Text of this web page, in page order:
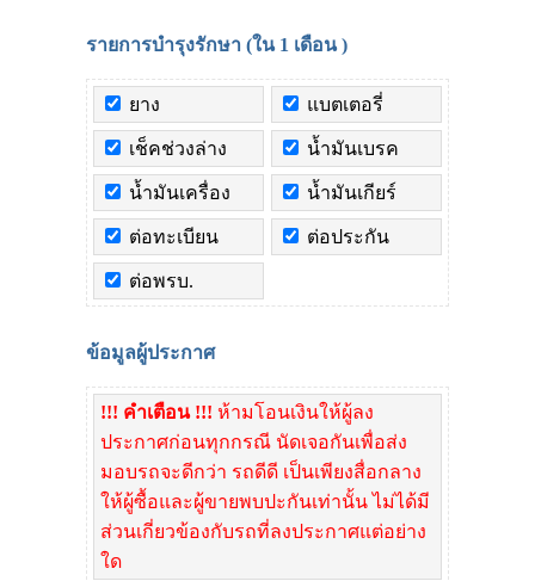
รายการบำรุงรักษา (ใน 1 เดือน)
ยาง แบตเตอรี่
เช็คช่วงล่าง น้ำมันเบรค
น้ำมันเครื่อง น้ำมันเกียร์
ต่อทะเบียน ต่อประกัน
ต่อพรบ.
ข้อมูลผู้ประกาศ
!!! คำเตือน !!! ห้ามโอนเงินให้ผู้ลง
ประกาศก่อนทุกกรณี นัดเจอกันเพื่อส่ง
มอบรถจะดีกว่า รถดีดี เป็นเพียงสื่อกลาง
ให้ผู้ซื้อและผู้ขายพบปะกันเท่านั้น ไม่ได้มี
ส่วนเกี่ยวข้องกับรถที่ลงประกาศแต่อย่าง
ใด